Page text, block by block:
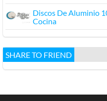
Discos De Aluminio
Cocina
SHARE TO FRIEND